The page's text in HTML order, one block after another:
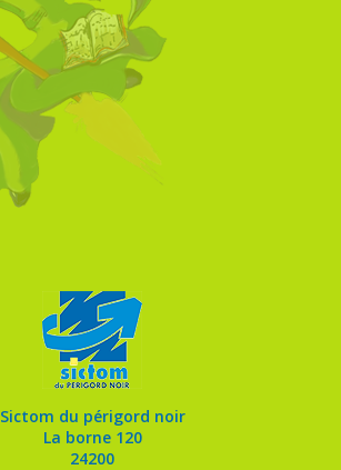
Sictom du périgord noir
La borne 120
24200